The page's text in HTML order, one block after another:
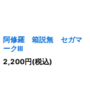
阿修羅 箱説無 セガマ
ークIII
2,200円(税込)